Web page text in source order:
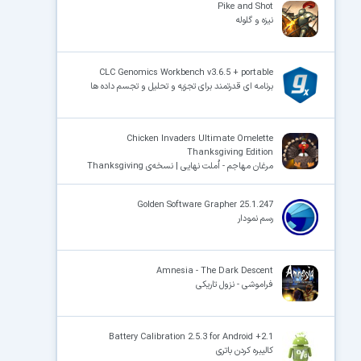
Pike and Shot
نیزه و گلوله
CLC Genomics Workbench v3.6.5 + portable
برنامه ای قدرتمند برای تجزیه و تحلیل و تجسم داده ها
Chicken Invaders Ultimate Omelette
Thanksgiving Edition
مرغان مهاجم - اُملت نهایی | نسخه‌ی Thanksgiving
Golden Software Grapher 25.1.247
رسم نمودار
Amnesia - The Dark Descent
فراموشی - نزول تاریکی
Battery Calibration 2.5.3 for Android +2.1
کالیبره کردن باتری